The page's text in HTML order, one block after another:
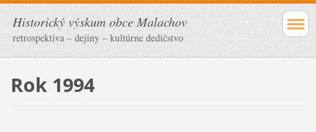
Historický výskum obce Malachov
retrospektíva – dejiny – kultúrne dedičstvo
Rok 1994